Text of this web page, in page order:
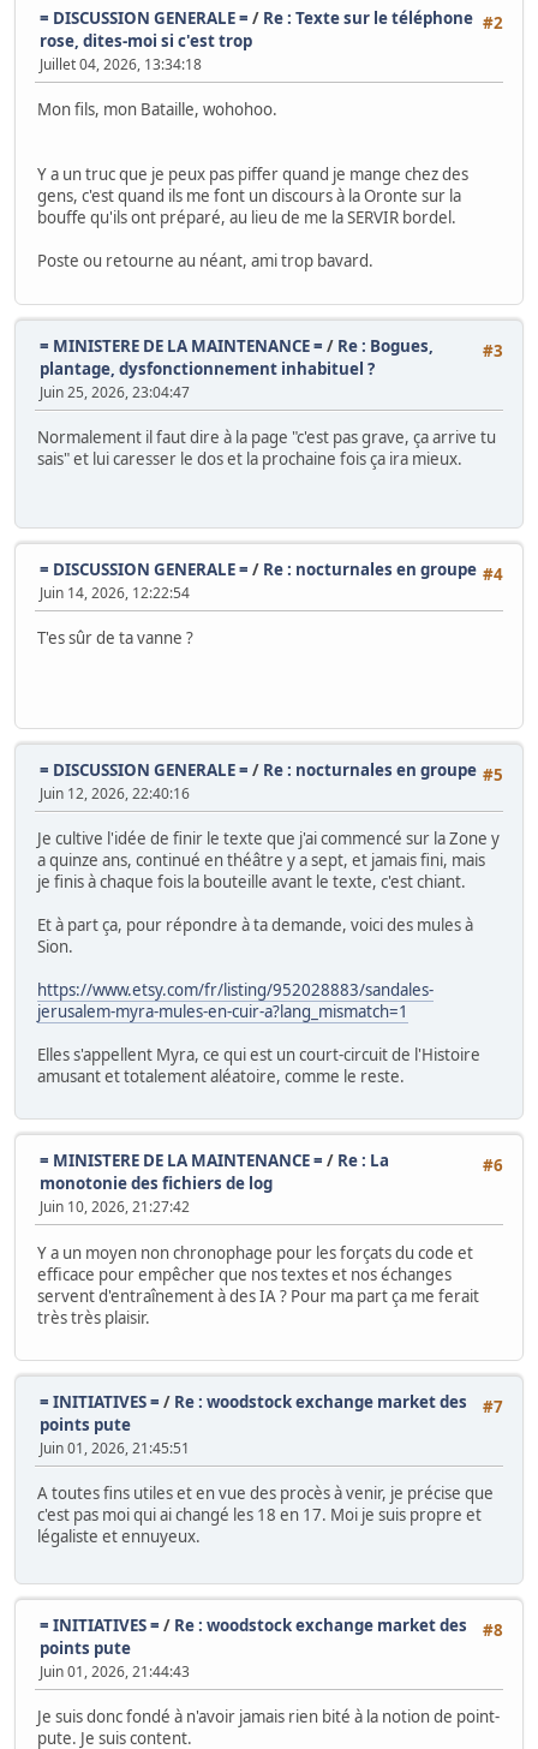
#2
= DISCUSSION GENERALE = / Re : Texte sur le téléphone
rose, dites-moi si c'est trop
Juillet 04, 2026, 13:34:18
Mon fils, mon Bataille, wohohoo.
Y a un truc que je peux pas piffer quand je mange chez des
gens, c'est quand ils me font un discours à la Oronte sur la
bouffe qu'ils ont préparé, au lieu de me la SERVIR bordel.
Poste ou retourne au néant, ami trop bavard.
#3
= MINISTERE DE LA MAINTENANCE = / Re : Bogues,
plantage, dysfonctionnement inhabituel ?
Juin 25, 2026, 23:04:47
Normalement il faut dire à la page "c'est pas grave, ça arrive tu
sais" et lui caresser le dos et la prochaine fois ça ira mieux.
#4
= DISCUSSION GENERALE = / Re : nocturnales en groupe
Juin 14, 2026, 12:22:54
T'es sûr de ta vanne ?
#5
= DISCUSSION GENERALE = / Re : nocturnales en groupe
Juin 12, 2026, 22:40:16
Je cultive l'idée de finir le texte que j'ai commencé sur la Zone y
a quinze ans, continué en théâtre y a sept, et jamais fini, mais
je finis à chaque fois la bouteille avant le texte, c'est chiant.
Et à part ça, pour répondre à ta demande, voici des mules à
Sion.
https://www.etsy.com/fr/listing/952028883/sandales-
jerusalem-myra-mules-en-cuir-a?lang_mismatch=1
Elles s'appellent Myra, ce qui est un court-circuit de l'Histoire
amusant et totalement aléatoire, comme le reste.
#6
= MINISTERE DE LA MAINTENANCE = / Re : La
monotonie des fichiers de log
Juin 10, 2026, 21:27:42
Y a un moyen non chronophage pour les forçats du code et
efficace pour empêcher que nos textes et nos échanges
servent d'entraînement à des IA ? Pour ma part ça me ferait
très très plaisir.
#7
= INITIATIVES = / Re : woodstock exchange market des
points pute
Juin 01, 2026, 21:45:51
A toutes fins utiles et en vue des procès à venir, je précise que
c'est pas moi qui ai changé les 18 en 17. Moi je suis propre et
légaliste et ennuyeux.
#8
= INITIATIVES = / Re : woodstock exchange market des
points pute
Juin 01, 2026, 21:44:43
Je suis donc fondé à n'avoir jamais rien bité à la notion de point-
pute. Je suis content.